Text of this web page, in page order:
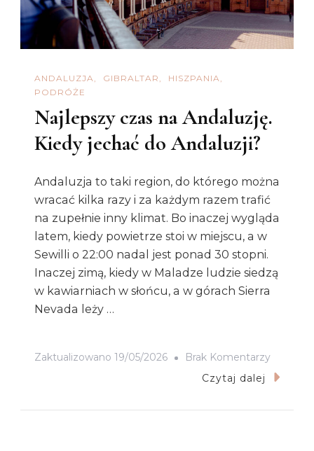
ANDALUZJA GIBRALTAR
HISZPANIA
PODRÓŻE
Najlepszy czas na Andaluzję.
Kiedy jechać do Andaluzji?
Andaluzja to taki region, do którego można
wracać kilka razy i za każdym razem trafić
na zupełnie inny klimat. Bo inaczej wygląda
latem, kiedy powietrze stoi w miejscu, a w
Sewilli o 22:00 nadal jest ponad 30 stopni.
Inaczej zimą, kiedy w Maladze ludzie siedzą
w kawiarniach w słońcu, a w górach Sierra
Nevada leży …
Zaktualizowano 19/05/2026 Brak KomentarzyDo
Czytaj dalej